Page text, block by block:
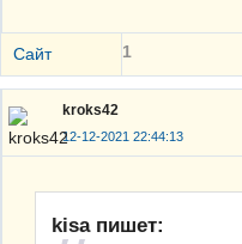
Сайт 1
kroks42
12-12-2021 22:44:13
kisa пишет: